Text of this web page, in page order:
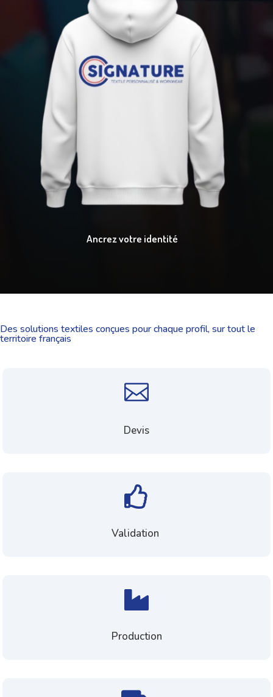
Ancrez votre identité
Des solutions textiles conçues pour chaque profil, sur tout le
territoire français

Devis

Validation

Production